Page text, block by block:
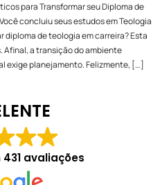
para Transformar seu Diploma de
concluiu seus estudos em Teologia
de teologia em carreira? Esta
Afinal, a transição do ambiente
exige planejamento. Felizmente, […]
431 avaliações